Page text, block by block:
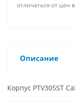
отличаться от цен
Описание
Корпус PTV305ST